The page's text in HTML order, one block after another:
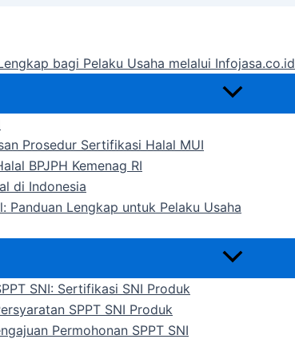
bagi Pelaku Usaha melalui Infojasa.co.id
Prosedur Sertifikasi Halal MUI
BPJPH Kemenag RI
di Indonesia
Panduan Lengkap untuk Pelaku Usaha
SNI: Sertifikasi SNI Produk
SPPT SNI Produk
Permohonan SPPT SNI